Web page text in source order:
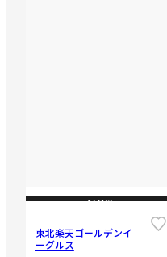
CLOSE
東北楽天ゴールデンイ
ーグルス